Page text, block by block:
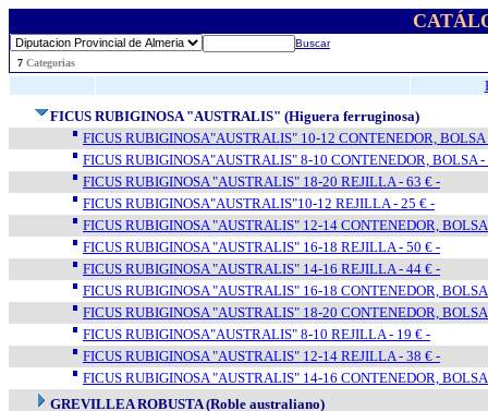
Buscar
7 Categorias
FICUS RUBIGINOSA "AUSTRALIS" (Higuera ferruginosa)
FICUS RUBIGINOSA"AUSTRALIS" 10-12 CONTENEDOR, BOLSA
FICUS RUBIGINOSA"AUSTRALIS" 8-10 CONTENEDOR, BOLSA -
FICUS RUBIGINOSA "AUSTRALIS" 18-20 REJILLA - 63 € -
FICUS RUBIGINOSA"AUSTRALIS"10-12 REJILLA - 25 € -
FICUS RUBIGINOSA "AUSTRALIS" 12-14 CONTENEDOR,
FICUS RUBIGINOSA "AUSTRALIS" 16-18 REJILLA - 50 € -
FICUS RUBIGINOSA "AUSTRALIS" 14-16 REJILLA - 44 € -
FICUS RUBIGINOSA "AUSTRALIS" 16-18 CONTENEDOR,
FICUS RUBIGINOSA "AUSTRALIS" 18-20 CONTENEDOR,
FICUS RUBIGINOSA"AUSTRALIS" 8-10 REJILLA - 19 € -
FICUS RUBIGINOSA "AUSTRALIS" 12-14 REJILLA - 38 € -
FICUS RUBIGINOSA "AUSTRALIS" 14-16 CONTENEDOR,
GREVILLEA ROBUSTA (Roble australiano)